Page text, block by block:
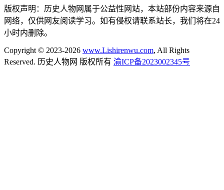
版权声明：历史人物网属于公益性网站，本站部份内容来源自
网络，仅供网友阅读学习。如有侵权请联系站长，我们将在24
小时内删除。
Copyright © 2023-2026 www.Lishirenwu.com, All Rights
Reserved. 历史人物网 版权所有 渝ICP备2023002345号